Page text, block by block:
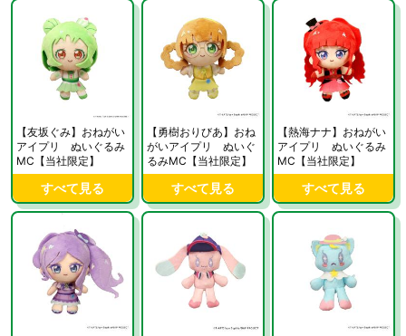
【友坂ぐみ】おねがい
アイプリ ぬいぐるみ
MC【当社限定】
すべて見る
【勇樹おりびあ】おね
がいアイプリ ぬいぐ
るみMC【当社限定】
すべて見る
【熱海ナナ】おねがい
アイプリ ぬいぐるみ
MC【当社限定】
すべて見る